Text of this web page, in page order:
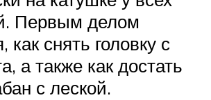
Первым делом
как снять головку с
а также как достать
с леской.